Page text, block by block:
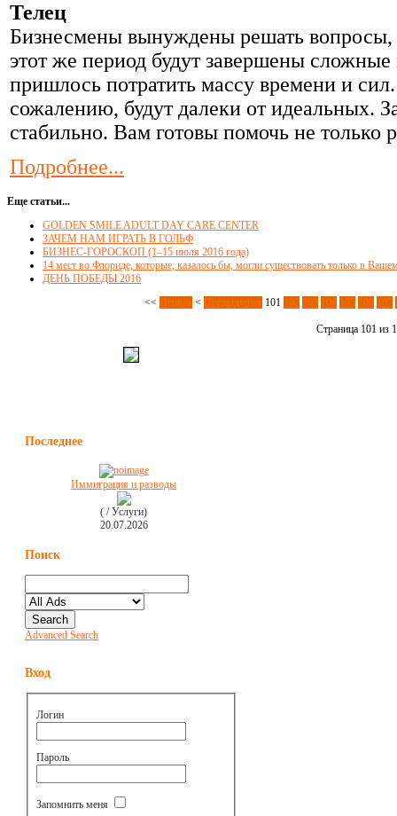
Телец
Бизнесмены вынуждены решать
этот же период будут завершены
пришлось потратить массу времени и
сожалению, будут далеки от идеальных.
стабильно. Вам готовы помочь не только
Подробнее...
Еще статьи...
GOLDEN SMILE ADULT DAY CARE CENTER
ЗАЧЕМ НАМ ИГРАТЬ В ГОЛЬФ
БИЗНЕС-ГОРОСКОП (1–15 июля 2016 года)
14 мест во Флориде, которые, казалось бы, могли существовать только в
ДЕНЬ ПОБЕДЫ 2016
<<
Первая < Предыдущая 101 102 103 104 105 106 107
Страница 101 из
Последнее
Иммиграция и разводы
( / Услуги)
20.07.2026
Поиск
Advanced Search
Вход
Логин
Пароль
Запомнить меня